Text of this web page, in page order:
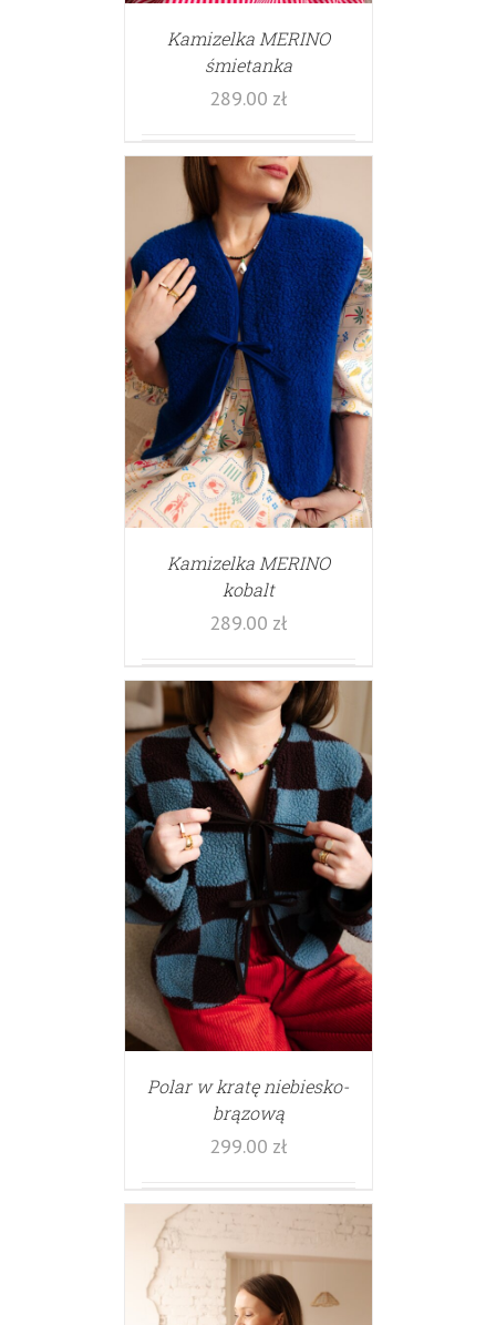
Kamizelka MERINO
śmietanka
289.00 zł
Kamizelka MERINO
kobalt
289.00 zł
Polar w kratę niebiesko-
brązową
299.00 zł